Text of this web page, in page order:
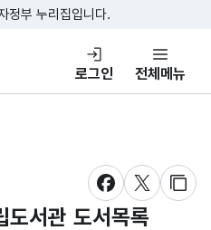
콘텐츠 바로가기
푸터 바로가기
정부 누리집입니다.
이터포털
로그인 전체메뉴
새창 열림새창 열림
새창
도서관 도서목록